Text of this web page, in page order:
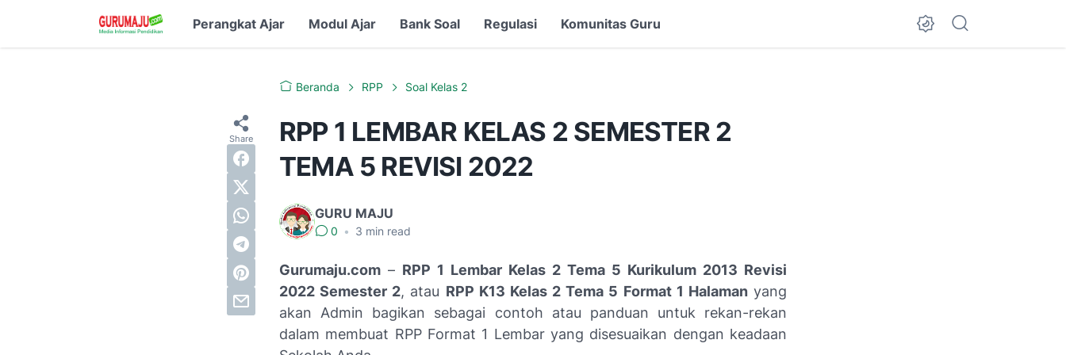
Perangkat Ajar Modul Ajar Bank Soal Regulasi Komunitas Guru
Beranda RPP Soal Kelas 2
RPP 1 LEMBAR KELAS 2 SEMESTER 2
TEMA 5 REVISI 2022
GURU MAJU
0 • 3 min read
Gurumaju.com – RPP 1 Lembar Kelas 2 Tema 5 Kurikulum 2013 Revisi
2022 Semester 2, atau RPP K13 Kelas 2 Tema 5 Format 1 Halamanyang
akan Admin bagikan sebagai contoh atau panduan untuk rekan-rekan
dalam membuat RPP Format 1 Lembar yang disesuaikan dengan keadaan